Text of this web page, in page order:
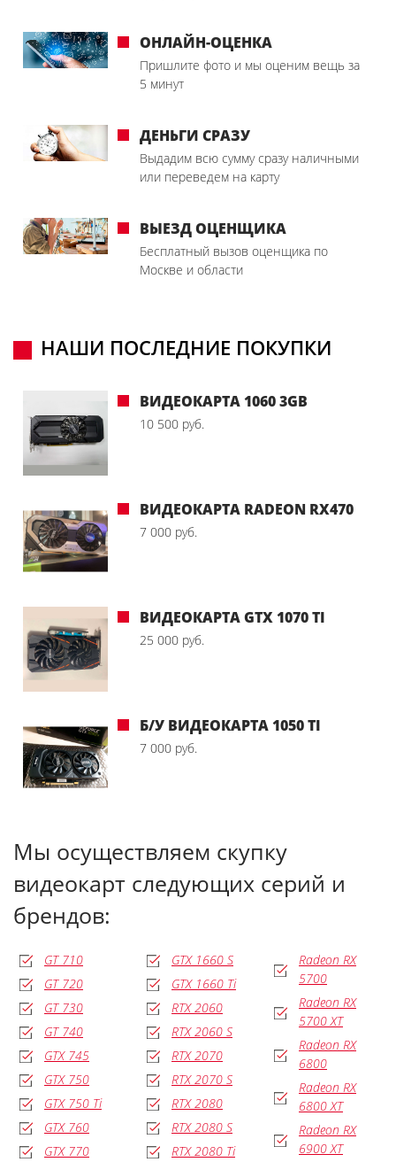
ОНЛАЙН-ОЦЕНКА
Пришлите фото и мы оценим вещь за
5 минут
ДЕНЬГИ СРАЗУ
Выдадим всю сумму сразу наличными
или переведем на карту
ВЫЕЗД ОЦЕНЩИКА
Бесплатный вызов оценщика по
Москве и области
НАШИ ПОСЛЕДНИЕ ПОКУПКИ
ВИДЕОКАРТА 1060 3GB
10 500 руб.
ВИДЕОКАРТА RADEON RX470
7 000 руб.
ВИДЕОКАРТА GTX 1070 TI
25 000 руб.
Б/У ВИДЕОКАРТА 1050 TI
7 000 руб.
Мы осуществляем скупку
видеокарт следующих серий и
брендов:
GT 710
GT 720
GT 730
GT 740
GTX 745
GTX 750
GTX 750 Ti
GTX 760
GTX 770
GTX 1660 S
GTX 1660 Ti
RTX 2060
RTX 2060 S
RTX 2070
RTX 2070 S
RTX 2080
RTX 2080 S
RTX 2080 Ti
Radeon RX
5700
Radeon RX
5700 XT
Radeon RX
6800
Radeon RX
6800 XT
Radeon RX
6900 XT